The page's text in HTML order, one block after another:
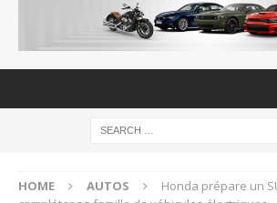
HOME AUTOS
Honda prépare un